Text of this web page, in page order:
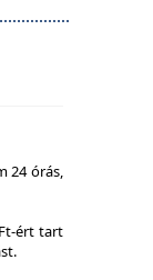
24 órás,
ért tart